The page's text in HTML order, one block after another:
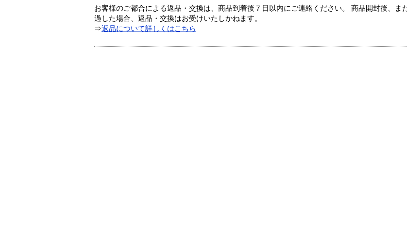
お客様のご都合による返品・交換は、商品到着後７日以内にご連絡ください。 商品開封後、ま
過した場合、返品・交換はお受けいたしかねます。
⇒返品について詳しくはこちら